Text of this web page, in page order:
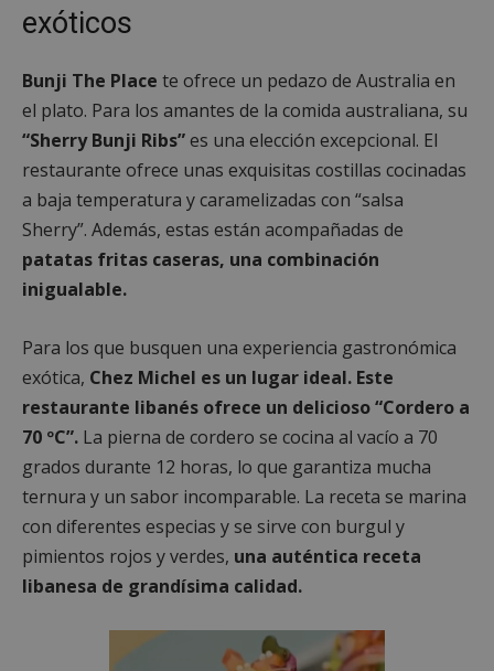
exóticos
Bunji The Place te ofrece un pedazo de Australia en
el plato. Para los amantes de la comida australiana, su
“Sherry Bunji Ribs”es una elección excepcional. El
restaurante ofrece unas exquisitas costillas cocinadas
a baja temperatura y caramelizadas con “salsa
Sherry”. Además, estas están acompañadas de
patatas fritas caseras, una combinación
inigualable.
Para los que busquen una experiencia gastronómica
exótica, Chez Michel es un lugar ideal. Este
restaurante libanés ofrece un delicioso “Cordero a
70 ºC”. La pierna de cordero se cocina al vacío a 70
grados durante 12 horas, lo que garantiza mucha
ternura y un sabor incomparable. La receta se marina
con diferentes especias y se sirve con burgul y
pimientos rojos y verdes, una auténtica receta
libanesa de grandísima calidad.